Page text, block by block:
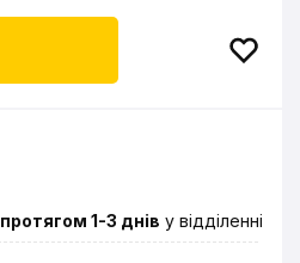
протягом 1-3 днів у відділенні